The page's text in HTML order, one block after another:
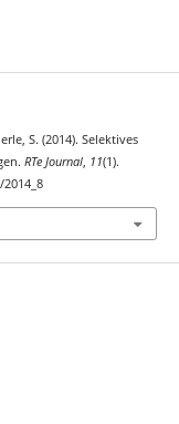
S. (2014). Selektives
RTe Journal, 11(1).